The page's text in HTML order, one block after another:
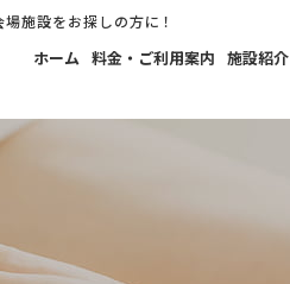
施設をお探しの方に！
ホーム 料金・ご利用案内 施設紹介